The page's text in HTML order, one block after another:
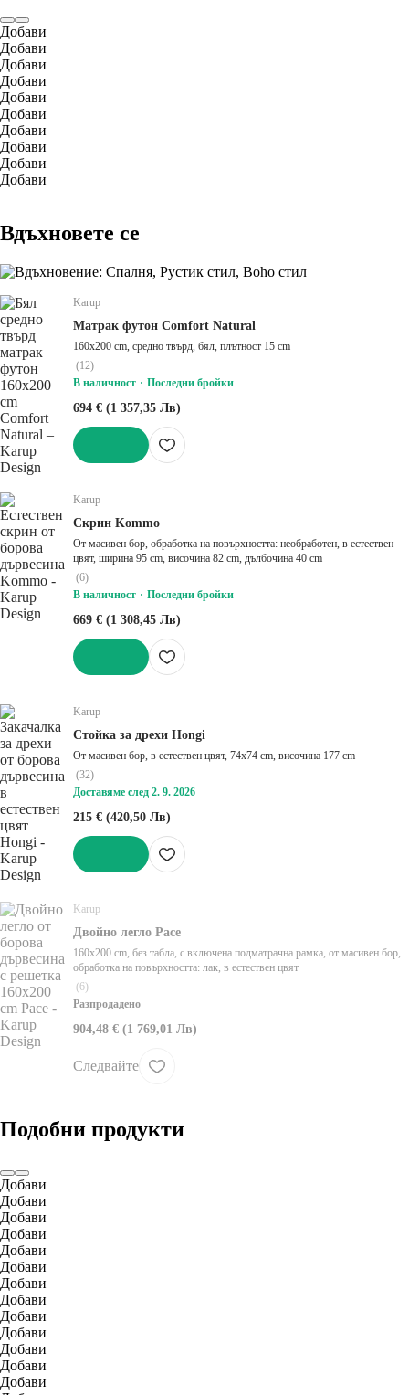
Добави
Добави
Добави
Добави
Добави
Добави
Добави
Добави
Добави
Добави
Вдъхновете се
Karup
Матрак футон Comfort Natural
160x200 cm, средно твърд, бял, плътност 15 cm
(12)
В наличност
Последни бройки
694 € (1 357,35 Лв)
Karup
Скрин Kommo
От масивен бор, oбработка на повърхността: необработен, в естествен
цвят, ширина 95 cm, височина 82 cm, дълбочина 40 cm
(6)
В наличност
Последни бройки
669 € (1 308,45 Лв)
Karup
Стойка за дрехи Hongi
От масивен бор, в естествен цвят, 74x74 cm, височина 177 cm
(32)
Доставяме след 2. 9. 2026
215 € (420,50 Лв)
Karup
Двойно легло Pace
160x200 cm, без табла, с включена подматрачна рамка, от масивен бор,
oбработка на повърхността: лак, в естествен цвят
(6)
Разпродадено
904,48 € (1 769,01 Лв)
Следвайте
Подобни продукти
Добави
Добави
Добави
Добави
Добави
Добави
Добави
Добави
Добави
Добави
Добави
Добави
Добави